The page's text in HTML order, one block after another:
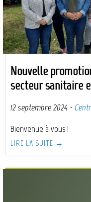
Nouvelle
secteur sanitaire
12 septembre 2024 ·
Bienvenue à vous !
LIRE LA SUITE →